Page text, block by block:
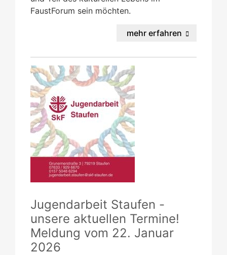
FaustForum sein möchten.
mehr erfahren
Jugendarbeit Staufen -
unsere aktuellen Termine!
Meldung vom 22. Januar
2026